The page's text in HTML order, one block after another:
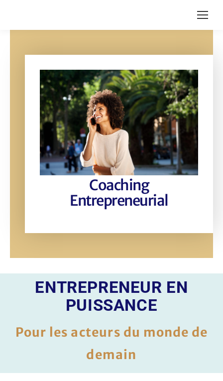
Coaching
Entrepreneurial
ENTREPRENEUR EN
PUISSANCE
Pour les acteurs du monde de
demain